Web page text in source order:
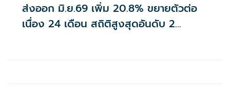
ส่งออก มิ.ย.69 เพิ่ม 20.8% ขยายตัวต่อ
เนื่อง 24 เดือน สถิติสูงสุดอันดับ 2